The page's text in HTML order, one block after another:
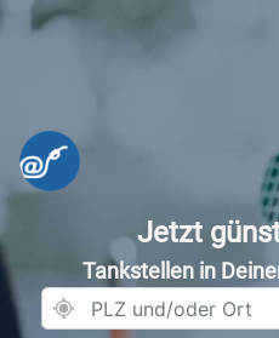
Jetzt
Tankstellen in